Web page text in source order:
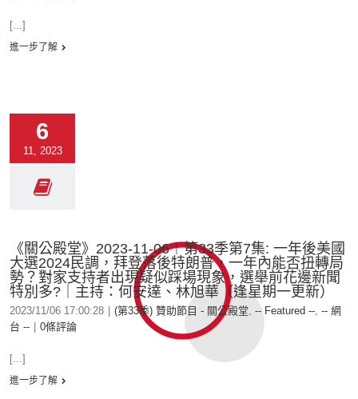
[...]
進一步了解
6
11, 2023
《關公殿堂》2023-11-06︱第33季第7集: 一年後美國
大選2024民調，拜登落後特朗普，一年內能否扭轉局
勢？對家支持者出現疑似踩場現象，選舉前花邊新聞
特別多?｜主持：何安達、林旭華（逢星期一更新）
2023/11/06 17:00:28 (第33季) 贊助節目 - 關公殿堂, -- Featured --, -- 網
台 --
0條評論
[...]
進一步了解